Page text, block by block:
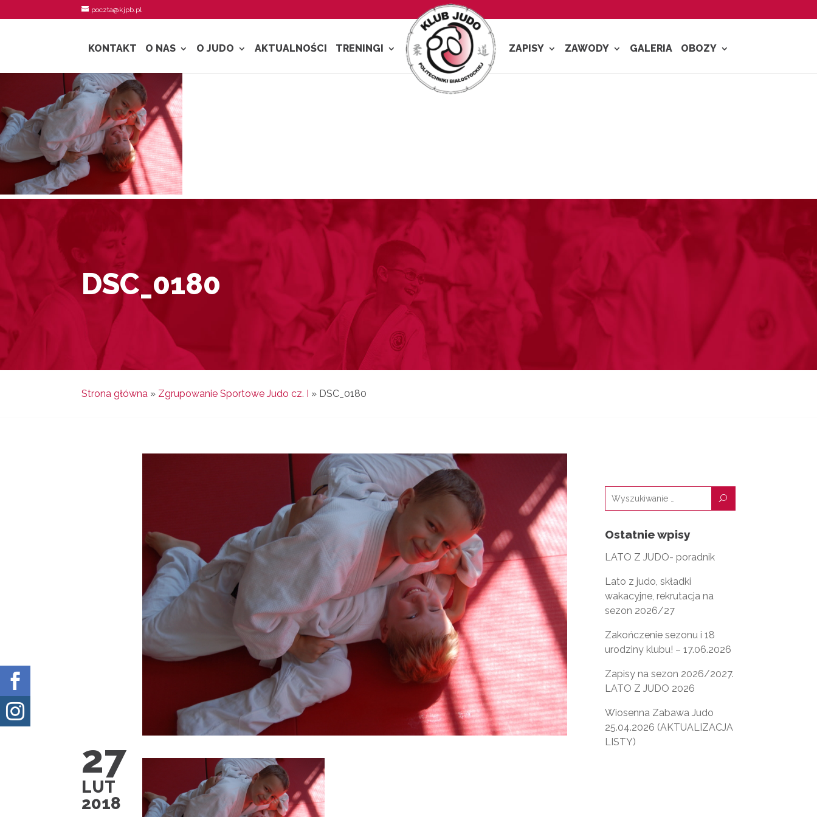
poczta@kjpb.pl
KONTAKT O NAS O JUDO AKTUALNOŚCI TRENINGI ZAPISY ZAWODY GALERIA OBOZY


DSC_0180
Strona główna » Zgrupowanie Sportowe Judo cz. I » DSC_0180
27
LUT
2018
U
Ostatnie wpisy
LATO Z JUDO- poradnik
Lato z judo, składki
wakacyjne, rekrutacja na
sezon 2026/27
Zakończenie sezonu i 18
urodziny klubu! – 17.06.2026
Zapisy na sezon 2026/2027.
LATO Z JUDO 2026
Wiosenna Zabawa Judo
25.04.2026 (AKTUALIZACJA
LISTY)